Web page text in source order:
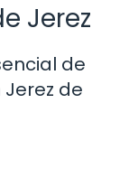
Jerez
de
de